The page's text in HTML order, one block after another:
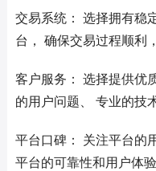
交易系统： 选择拥有稳
台， 确保交易过程顺利
客户服务： 选择提供优
的用户问题、 专业的技
平台口碑： 关注平台的
平台的可靠性和用户体验